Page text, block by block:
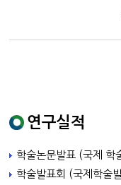
연구실적
학술논문발표 (국제
학술발표회 (국제학술